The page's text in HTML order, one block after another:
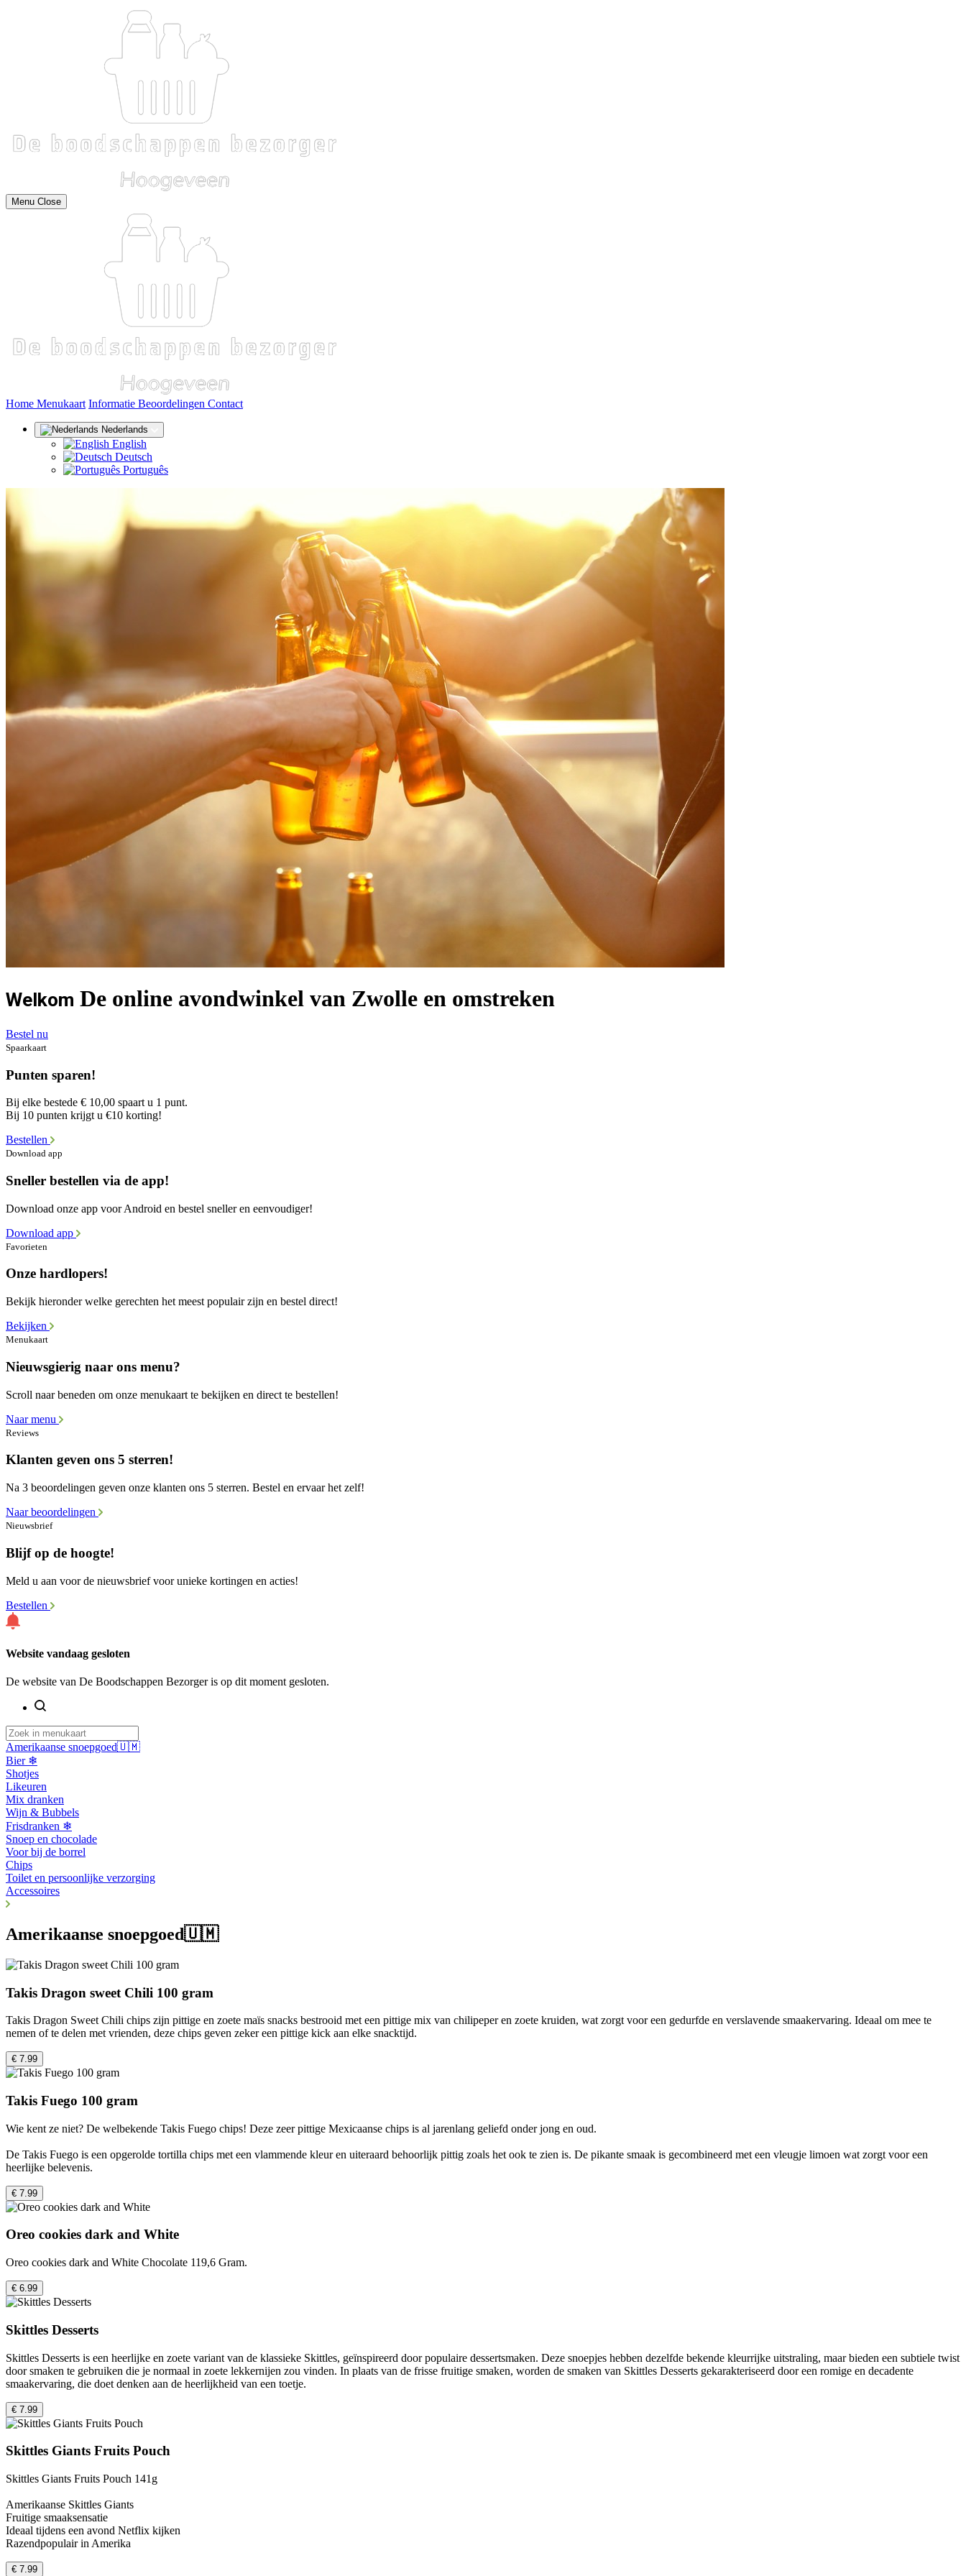
Menu Close
Home (huidige)
Menukaart Informatie Beoordelingen Contact
Nederlands
English
Deutsch
Português
Welkom De online avondwinkel van Zwolle en omstreken
Bestel nu
Spaarkaart
Punten sparen!
Bij elke bestede € 10,00 spaart u 1 punt.
Bij 10 punten krijgt u €10 korting!
Bestellen
Download app
Sneller bestellen via de app!
Download onze app voor Android en bestel sneller en eenvoudiger!
Download app
Favorieten
Onze hardlopers!
Bekijk hieronder welke gerechten het meest populair zijn en bestel direct!
Bekijken
Menukaart
Nieuwsgierig naar ons menu?
Scroll naar beneden om onze menukaart te bekijken en direct te bestellen!
Naar menu
Reviews
Klanten geven ons 5 sterren!
Na 3 beoordelingen geven onze klanten ons 5 sterren. Bestel en ervaar het zelf!
Naar beoordelingen
Nieuwsbrief
Blijf op de hoogte!
Meld u aan voor de nieuwsbrief voor unieke kortingen en acties!
Bestellen
Website vandaag gesloten
De website van De Boodschappen Bezorger is op dit moment gesloten.
Amerikaanse snoepgoed🇺🇲
Bier ❄
Shotjes
Likeuren
Mix dranken
Wijn & Bubbels
Frisdranken ❄
Snoep en chocolade
Voor bij de borrel
Chips
Toilet en persoonlijke verzorging
Accessoires
Amerikaanse snoepgoed🇺🇲
Takis Dragon sweet Chili 100 gram
Takis Dragon Sweet Chili chips zijn pittige en zoete maïs snacks bestrooid met een pittige mix van chilipeper en zoete kruiden, wat zorgt voor een gedurfde en verslavende smaakervaring. Ideaal om mee te
nemen of te delen met vrienden, deze chips geven zeker een pittige kick aan elke snacktijd.
€ 7.99
Takis Fuego 100 gram
Wie kent ze niet? De welbekende Takis Fuego chips! Deze zeer pittige Mexicaanse chips is al jarenlang geliefd onder jong en oud.
De Takis Fuego is een opgerolde tortilla chips met een vlammende kleur en uiteraard behoorlijk pittig zoals het ook te zien is. De pikante smaak is gecombineerd met een vleugje limoen wat zorgt voor een
heerlijke belevenis.
€ 7.99
Oreo cookies dark and White
Oreo cookies dark and White Chocolate 119,6 Gram.
€ 6.99
Skittles Desserts
Skittles Desserts is een heerlijke en zoete variant van de klassieke Skittles, geïnspireerd door populaire dessertsmaken. Deze snoepjes hebben dezelfde bekende kleurrijke uitstraling, maar bieden een subtiele twist
door smaken te gebruiken die je normaal in zoete lekkernijen zou vinden. In plaats van de frisse fruitige smaken, worden de smaken van Skittles Desserts gekarakteriseerd door een romige en decadente
smaakervaring, die doet denken aan de heerlijkheid van een toetje.
€ 7.99
Skittles Giants Fruits Pouch
Skittles Giants Fruits Pouch 141g
Amerikaanse Skittles Giants
Fruitige smaaksensatie
Ideaal tijdens een avond Netflix kijken
Razendpopulair in Amerika
€ 7.99